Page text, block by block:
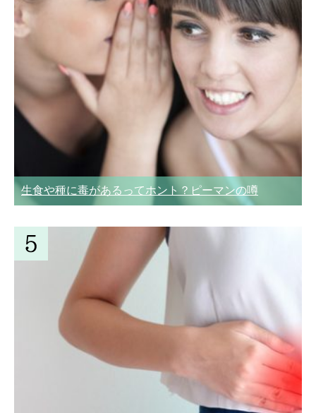
生食や種に毒があるってホント？ピーマンの噂